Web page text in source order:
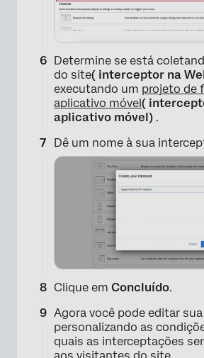
Determine se está
do site( interceptor na
executando um projeto de
aplicativo móvel(
aplicativo móvel) .
Dê um nome à sua
Clique em Concluído.
Agora você pode editar
personalizando as
quais as interceptações
aos visitantes do site.